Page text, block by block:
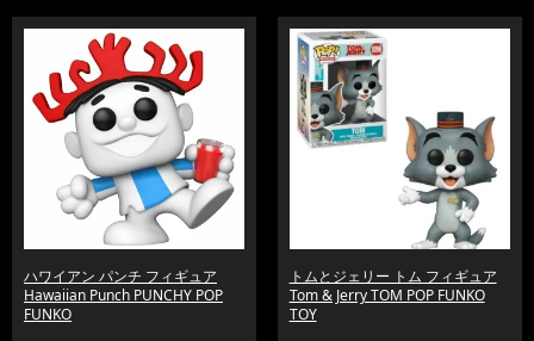
ハワイアン パンチ フィギュア
Hawaiian Punch PUNCHY POP
FUNKO
トムとジェリー トム フィギュア
Tom & Jerry TOM POP FUNKO
TOY